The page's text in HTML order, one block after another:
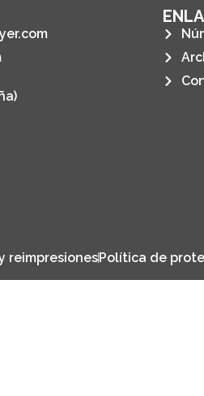
reimpresionesPolítica de